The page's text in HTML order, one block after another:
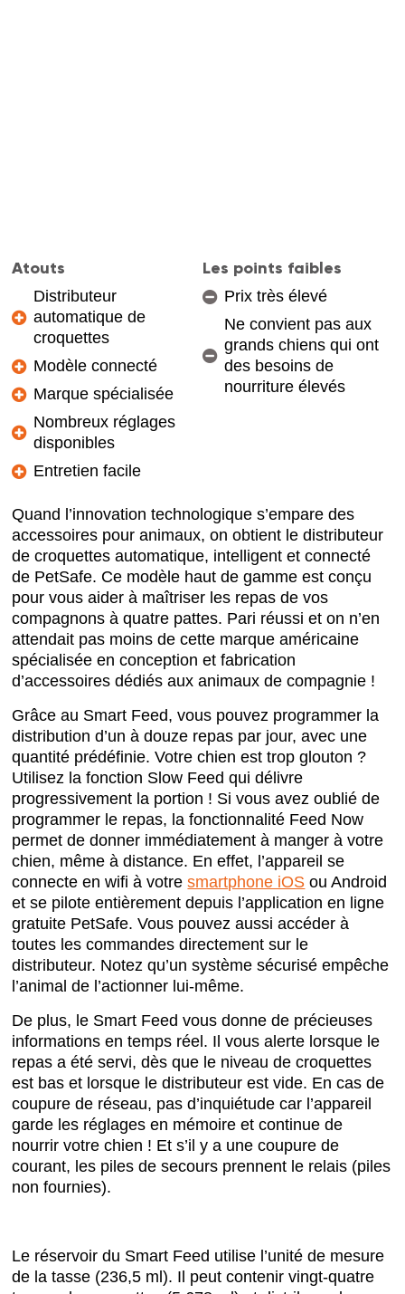
Atouts
Distributeur
automatique de
croquettes
Modèle connecté
Marque spécialisée
Nombreux réglages
disponibles
Entretien facile
Les points faibles
Prix très élevé
Ne convient pas aux
grands chiens qui ont
des besoins de
nourriture élevés
Quand l’innovation technologique s’empare des
accessoires pour animaux, on obtient le distributeur
de croquettes automatique, intelligent et connecté
de PetSafe. Ce modèle haut de gamme est conçu
pour vous aider à maîtriser les repas de vos
compagnons à quatre pattes. Pari réussi et on n’en
attendait pas moins de cette marque américaine
spécialisée en conception et fabrication
d’accessoires dédiés aux animaux de compagnie !
Grâce au Smart Feed, vous pouvez programmer la
distribution d’un à douze repas par jour, avec une
quantité prédéfinie. Votre chien est trop glouton ?
Utilisez la fonction Slow Feed qui délivre
progressivement la portion ! Si vous avez oublié de
programmer le repas, la fonctionnalité Feed Now
permet de donner immédiatement à manger à votre
chien, même à distance. En effet, l’appareil se
connecte en wifi à votresmartphone iOS ou Android
et se pilote entièrement depuis l’application en ligne
gratuite PetSafe. Vous pouvez aussi accéder à
toutes les commandes directement sur le
distributeur. Notez qu’un système sécurisé empêche
l’animal de l’actionner lui-même.
De plus, le Smart Feed vous donne de précieuses
informations en temps réel. Il vous alerte lorsque le
repas a été servi, dès que le niveau de croquettes
est bas et lorsque le distributeur est vide. En cas de
coupure de réseau, pas d’inquiétude car l’appareil
garde les réglages en mémoire et continue de
nourrir votre chien ! Et s’il y a une coupure de
courant, les piles de secours prennent le relais (piles
non fournies).
Le réservoir du Smart Feed utilise l’unité de mesure
de la tasse (236,5 ml). Il peut contenir vingt-quatre